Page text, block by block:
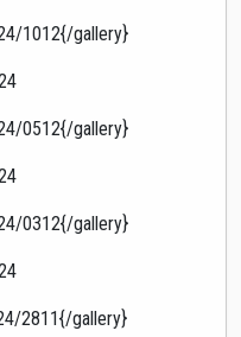
1012{/gallery}
0512{/gallery}
0312{/gallery}
2811{/gallery}